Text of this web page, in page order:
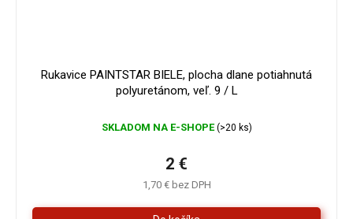
Rukavice PAINTSTAR BIELE, plocha dlane potiahnutá
polyuretánom, veľ. 9 / L
SKLADOM NA E-SHOPE(>20 ks)
1,70 € bez DPH
2 €